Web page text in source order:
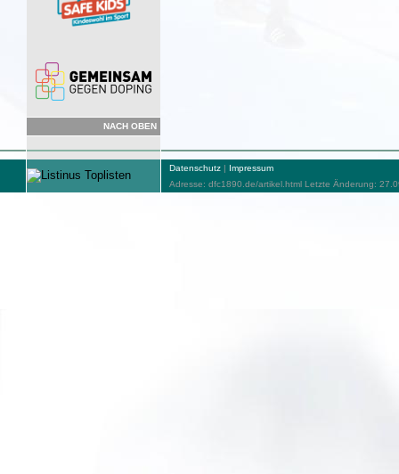
NACH OBEN
Datenschutz | Impressum
Adresse: dfc1890.de/artikel.html Letzte Änderung: